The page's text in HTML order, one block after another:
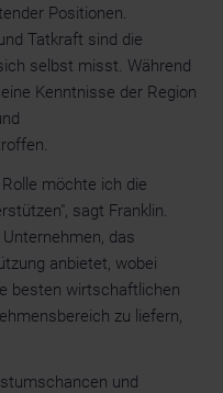
Positionen.
Tatkraft sind die
selbst misst. Während
Kenntnisse der Region
möchte ich die
sagt Franklin.
das
anbietet, wobei
besten wirtschaftlichen
zu liefern,
und